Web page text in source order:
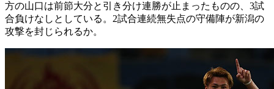
方の山口は前節大分と引き分け連勝が止まったものの、3試
合負けなしとしている。2試合連続無失点の守備陣が新潟の
攻撃を封じられるか。